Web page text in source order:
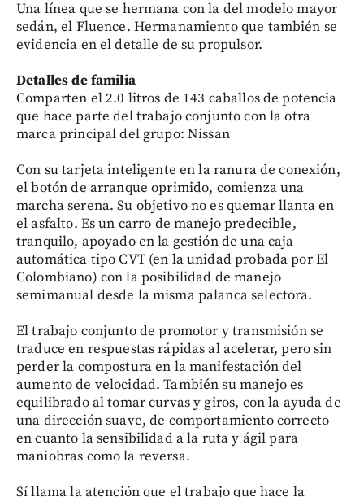
Una línea que se hermana con la del modelo mayor
sedán, el Fluence. Hermanamiento que también se
evidencia en el detalle de su propulsor.
Detalles de familia
Comparten el 2.0 litros de 143 caballos de potencia
que hace parte del trabajo conjunto con la otra
marca principal del grupo: Nissan
Con su tarjeta inteligente en la ranura de conexión,
el botón de arranque oprimido, comienza una
marcha serena. Su objetivo no es quemar llanta en
el asfalto. Es un carro de manejo predecible,
tranquilo, apoyado en la gestión de una caja
automática tipo CVT (en la unidad probada por El
Colombiano) con la posibilidad de manejo
semimanual desde la misma palanca selectora.
El trabajo conjunto de promotor y transmisión se
traduce en respuestas rápidas al acelerar, pero sin
perder la compostura en la manifestación del
aumento de velocidad. También su manejo es
equilibrado al tomar curvas y giros, con la ayuda de
una dirección suave, de comportamiento correcto
en cuanto la sensibilidad a la ruta y ágil para
maniobras como la reversa.
Sí llama la atención que el trabajo que hace la